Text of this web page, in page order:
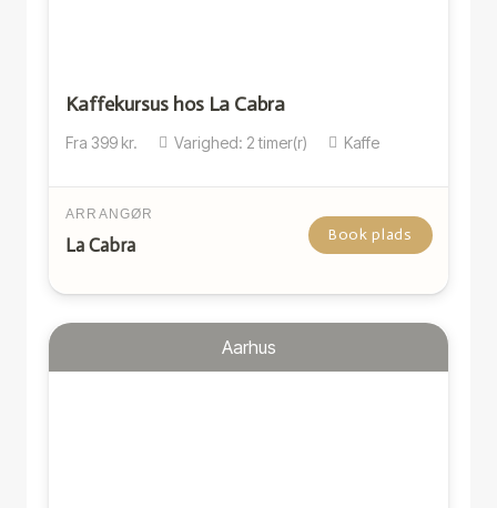
Kaffekursus hos La Cabra
Fra 399 kr. Varighed: 2timer(r) Kaffe
ARRANGØR
La Cabra Book plads
Aarhus